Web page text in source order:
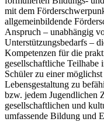
mit dem
allgemeinbildende
Anspruch – unabhängig
Unterstützungsbedarfs –
Kompetenzen für die
gesellschaftliche
Schüler zu einer
Lebensgestaltung zu
bzw. jedem Jugendlichen
gesellschaftlichen und
umfassende Bildung und